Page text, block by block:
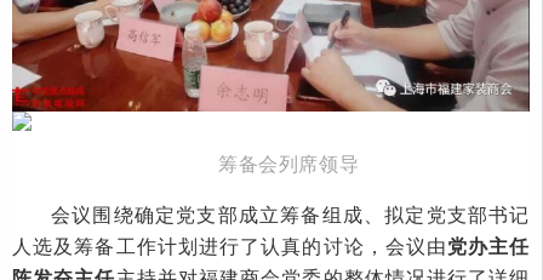
筹备会列席领导
会议围绕确定党支部成立筹备组成、拟定党支部书记
人选及筹备工作计划进行了认真的讨论，会议由党办主任